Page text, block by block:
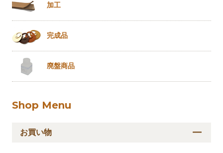
加工
完成品
廃盤商品
Shop Menu
お買い物